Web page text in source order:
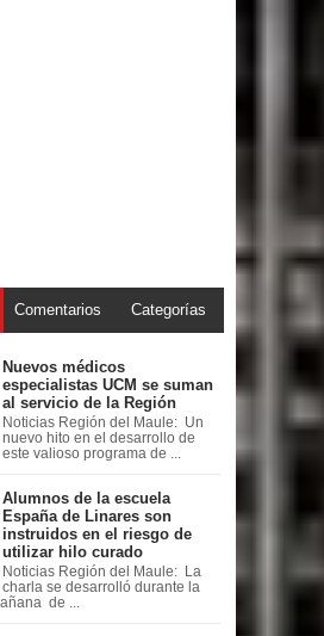
Comentarios Categorías
Nuevos médicos
especialistas UCM se suman
al servicio de la Región
Noticias Región del Maule: Un
nuevo hito en el desarrollo de
este valioso programa de ...
Alumnos de la escuela
España de Linares son
instruidos en el riesgo de
utilizar hilo curado
Noticias Región del Maule: La
charla se desarrolló durante la
de ...